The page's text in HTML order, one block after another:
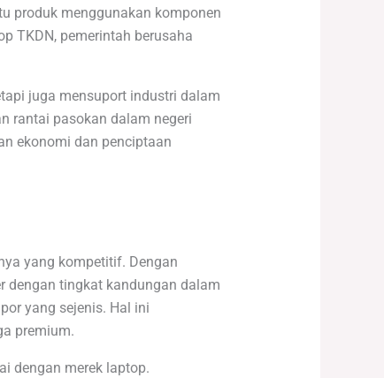
produk menggunakan komponen
TKDN, pemerintah berusaha
juga mensuport industri dalam
rantai pasokan dalam negeri
ekonomi dan penciptaan
yang kompetitif. Dengan
dengan tingkat kandungan dalam
yang sejenis. Hal ini
premium.
dengan merek laptop.